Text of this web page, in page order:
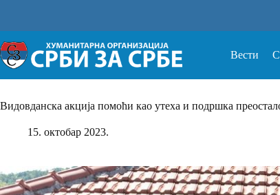
Вести
Видовданска акција помоћи као утеха и подршка
15. октобар 2023.